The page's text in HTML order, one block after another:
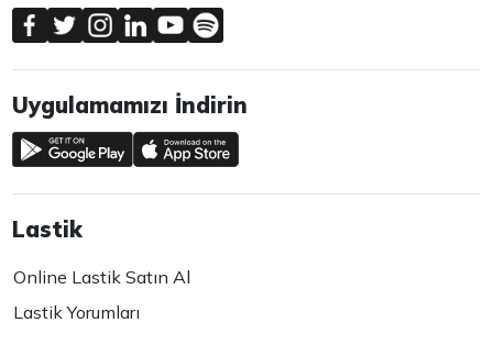
Uygulamamızı İndirin
Lastik
Online Lastik Satın Al
Lastik Yorumları